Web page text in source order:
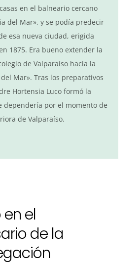
en el balneario cercano
del Mar», y se podía predecir
esa nueva ciudad, erigida
1875. Era bueno extender la
de Valparaíso hacia la
Mar». Tras los preparativos
Hortensia Luco formó la
dependería por el momento de
de Valparaíso.
el
de la